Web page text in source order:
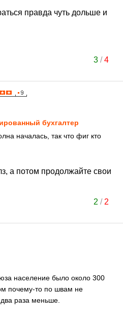
правда чуть дольше и
3/4
бухгалтер
началась, так что фиг кто
а потом продолжайте свои
2 / 2
население было около 300
почему-то по швам не
раза меньше.